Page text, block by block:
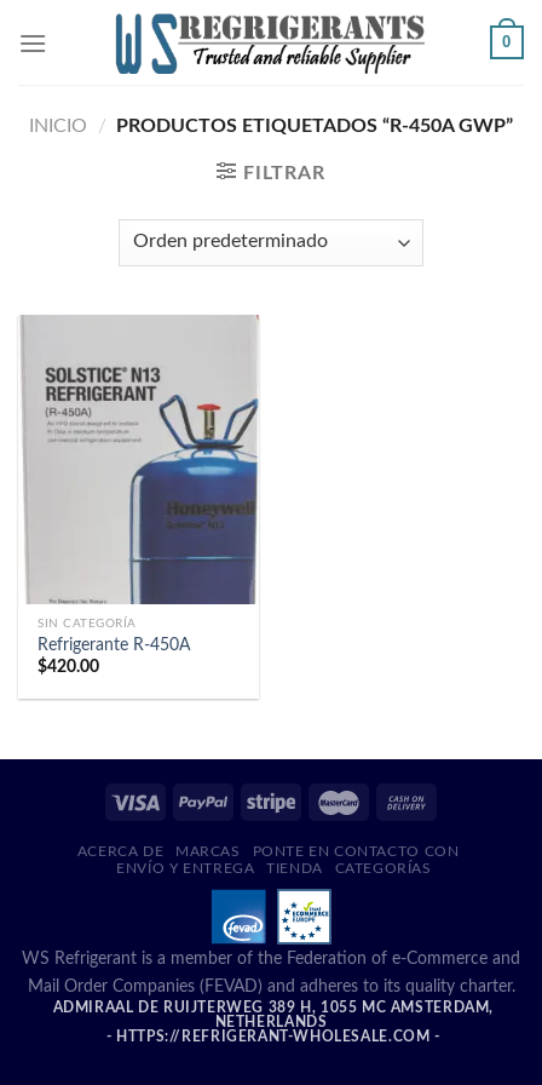
0
INICIO / PRODUCTOS ETIQUETADOS “R-450A GWP”
FILTRAR
SIN CATEGORÍA
Refrigerante R-450A
$420.00
ACERCA DE MARCAS
PONTE EN CONTACTO CON
ENVÍO Y ENTREGA
TIENDA CATEGORÍAS
WS Refrigerant is a member of the Federation of e-Commerce and
Mail Order Companies (FEVAD) and adheres to its quality charter.
ADMIRAAL DE RUIJTERWEG 389 H, 1055 MC AMSTERDAM,
NETHERLANDS
- HTTPS://REFRIGERANT-WHOLESALE.COM -